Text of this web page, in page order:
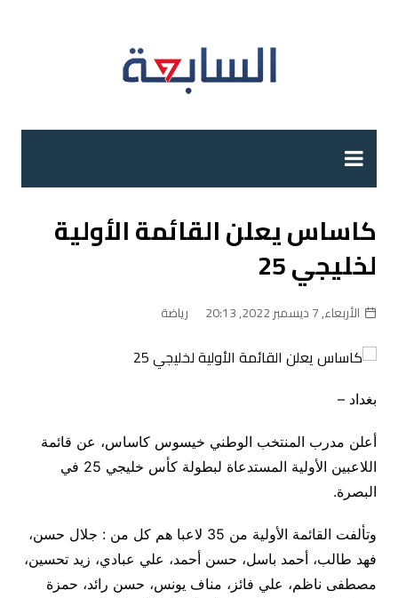
كاساس يعلن القائمة الأولية
لخليجي 25
الأربعاء, 7 ديسمبر 2022, 20:13 رياضة
بغداد –
أعلن مدرب المنتخب الوطني خيسوس كاساس، عن قائمة
اللاعبين الأولية المستدعاة لبطولة كأس خليجي 25 في
البصرة.
وتألفت القائمة الأولية من 35 لاعبا هم كل من : جلال حسن،
فهد طالب، أحمد باسل، حسن أحمد، علي عبادي، زيد تحسين،
مصطفى ناظم، علي فائز، مناف يونس، حسن رائد، حمزة